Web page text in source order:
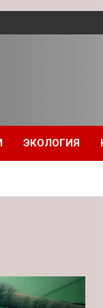
ЭКОЛОГИЯ